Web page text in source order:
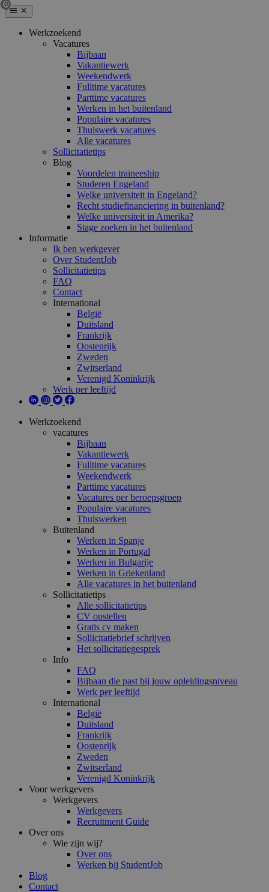
Werkzoekend
Vacatures
Bijbaan
Vakantiewerk
Weekendwerk
Fulltime vacatures
Parttime vacatures
Werken in het buitenland
Populaire vacatures
Thuiswerk vacatures
Alle vacatures
Sollicitatietips
Blog
Voordelen traineeship
Studeren Engeland
Welke universiteit in Engeland?
Recht studiefinanciering in buitenland?
Welke universiteit in Amerika?
Stage zoeken in het buitenland
Informatie
Ik ben werkgever
Over StudentJob
Sollicitatietips
FAQ
Contact
International
België
Duitsland
Frankrijk
Oostenrijk
Zweden
Zwitserland
Verenigd Koninkrijk
Werk per leeftijd
Werkzoekend
vacatures
Bijbaan
Vakantiewerk
Fulltime vacatures
Weekendwerk
Parttime vacatures
Vacatures per beroepsgroep
Populaire vacatures
Thuiswerken
Buitenland
Werken in Spanje
Werken in Portugal
Werken in Bulgarije
Werken in Griekenland
Alle vacatures in het buitenland
Sollicitatietips
Alle sollicitatietips
CV opstellen
Gratis cv maken
Sollicitatiebrief schrijven
Het sollicitatiegesprek
Info
FAQ
Bijbaan die past bij jouw opleidingsniveau
Werk per leeftijd
International
België
Duitsland
Frankrijk
Oostenrijk
Zweden
Zwitserland
Verenigd Koninkrijk
Voor werkgevers
Werkgevers
Werkgevers
Recruitment Guide
Over ons
Wie zijn wij?
Over ons
Werken bij StudentJob
Blog
Contact